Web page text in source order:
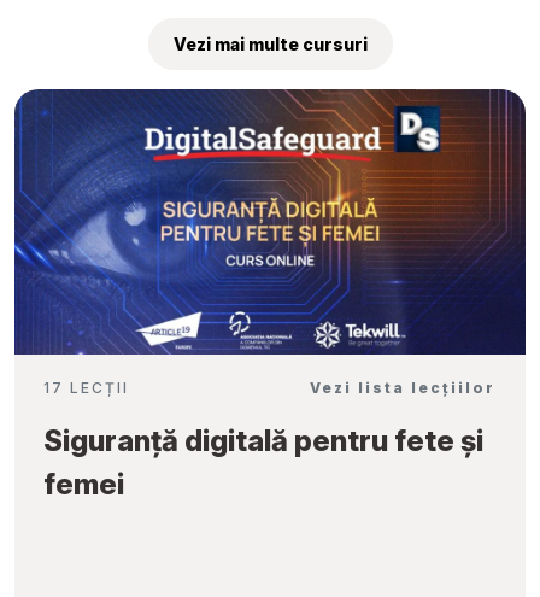
Vezi mai multe cursuri
17 LECȚII Vezi lista lecțiilor
Siguranță digitală pentru fete și
femei